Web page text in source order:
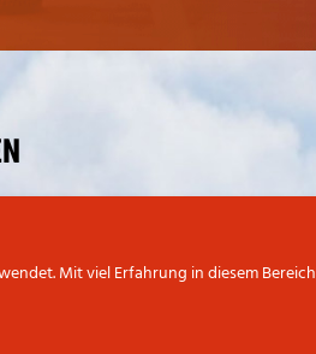
Mit viel Erfahrung in diesem Bereich